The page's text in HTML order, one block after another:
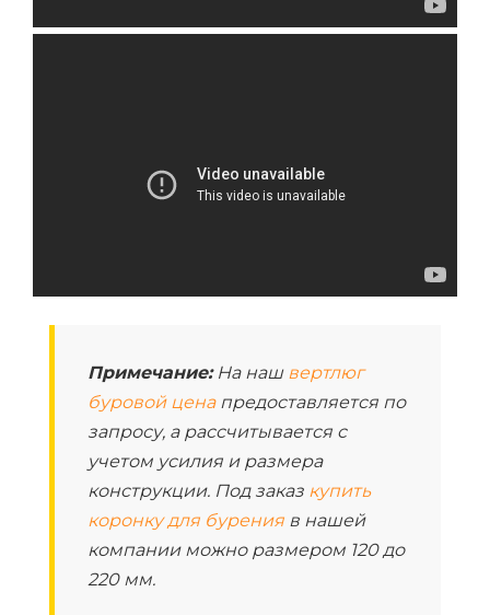
Примечание:На наш вертлюг
буровой ценапредоставляется по
запросу, а рассчитывается с
учетом усилия и размера
конструкции. Под заказ купить
коронку для бурения в нашей
компании можно размером 120 до
220 мм.